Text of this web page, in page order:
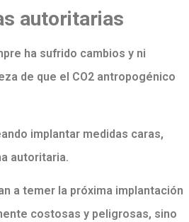
autoritarias
ha sufrido cambios y ni
de que el CO2 antropogénico
implantar medidas caras,
autoritaria.
a temer la próxima implantación
costosas y peligrosas, sino